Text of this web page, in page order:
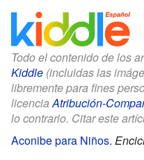
Todo el contenido de los
Kiddle (incluidas las
libremente para fines
licenciaAtribución-
lo contrario. Citar este
Aconibe para Niños.